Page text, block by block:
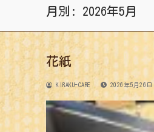
月別: 2026年5月
花紙
KIRAKU-CARE 2026年5月26日